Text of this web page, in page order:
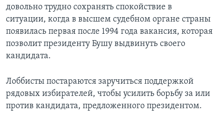
довольно трудно сохранять спокойствие в
ситуации, когда в высшем судебном органе страны
появилась первая после 1994 года вакансия, которая
позволит президенту Бушу выдвинуть своего
кандидата.
Лоббисты постараются заручиться поддержкой
рядовых избирателей, чтобы усилить борьбу за или
против кандидата, предложенного президентом.